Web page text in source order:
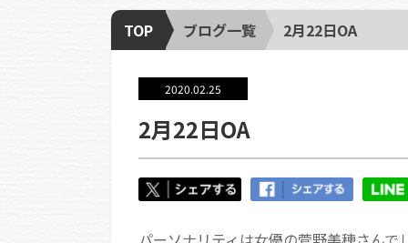
TOP ブログ一覧 2月22日OA
2020.02.25
2月22日OA